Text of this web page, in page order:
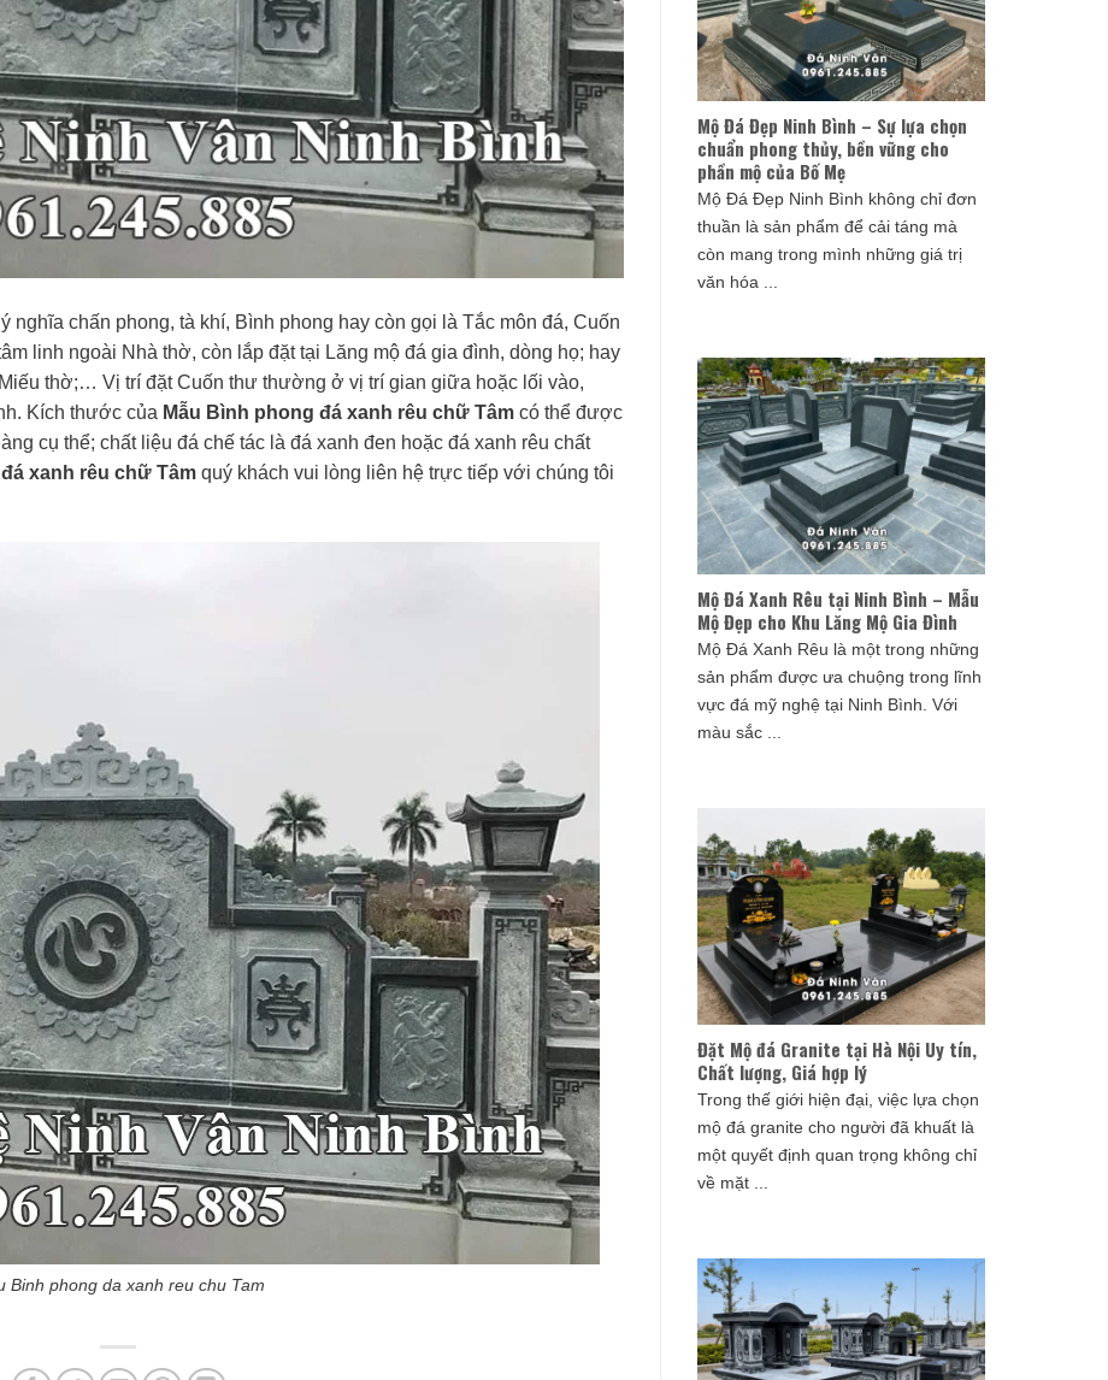
nghĩa chấn phong, tà khí, Bình phong hay còn gọi là Tắc môn đá, Cuốn
linh ngoài Nhà thờ, còn lắp đặt tại Lăng mộ đá gia đình, dòng họ; hay
thờ;… Vị trí đặt Cuốn thư thường ở vị trí gian giữa hoặc lối vào,
Kích thước của Mẫu Bình phong đá xanh rêu chữ Tâm có thể được
cụ thể; chất liệu đá chế tác là đá xanh đen hoặc đá xanh rêu chất
xanh rêu chữ Tâm quý khách vui lòng liên hệ trực tiếp với chúng tôi
Binh phong da xanh reu chu Tam
Mộ Đá Đẹp Ninh Bình – Sự lựa chọn
chuẩn phong thủy, bền vững cho
phần mộ của Bố Mẹ
Mộ Đá Đẹp Ninh Bình không chỉ đơn
thuần là sản phẩm để cải táng mà
còn mang trong mình những giá trị
văn hóa ...
Mộ Đá Xanh Rêu tại Ninh Bình – Mẫu
Mộ Đẹp cho Khu Lăng Mộ Gia Đình
Mộ Đá Xanh Rêu là một trong những
sản phẩm được ưa chuộng trong lĩnh
vực đá mỹ nghệ tại Ninh Bình. Với
màu sắc ...
Đặt Mộ đá Granite tại Hà Nội Uy tín,
Chất lượng, Giá hợp lý
Trong thế giới hiện đại, việc lựa chọn
mộ đá granite cho người đã khuất là
một quyết định quan trọng không chỉ
về mặt ...